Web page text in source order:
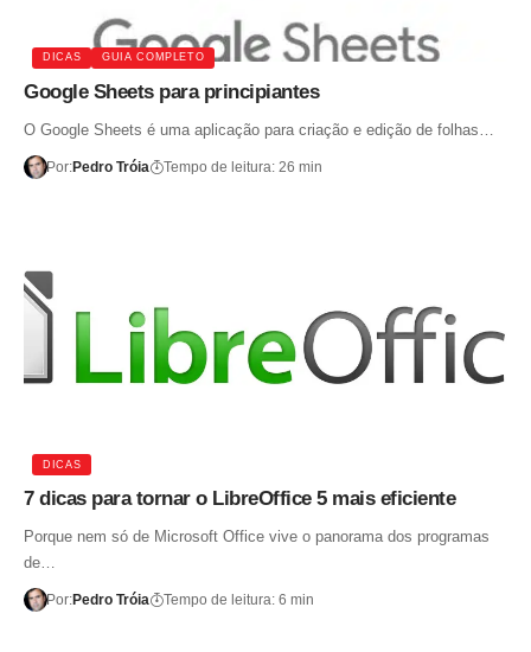
DICAS GUIA COMPLETO
Google Sheets para principiantes
O Google Sheets é uma aplicação para criação e edição de folhas…
Por:Pedro Tróia Tempo de leitura: 26 min
DICAS
7 dicas para tornar o LibreOffice 5 mais eficiente
Porque nem só de Microsoft Office vive o panorama dos programas
de…
Por:Pedro Tróia Tempo de leitura: 6 min